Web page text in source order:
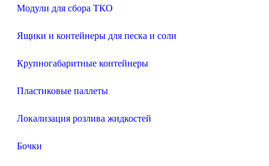
Модули для сбора ТКО
Ящики и контейнеры для песка и соли
Крупногабаритные контейнеры
Пластиковые паллеты
Локализация розлива жидкостей
Бочки